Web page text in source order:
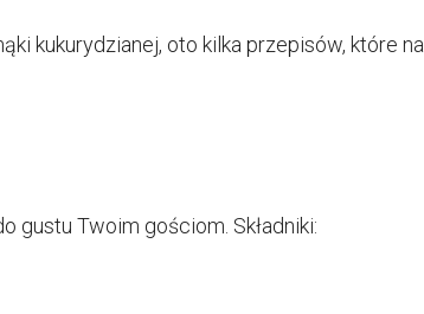
kukurydzianej, oto kilka przepisów, które na
gustu Twoim gościom. Składniki: